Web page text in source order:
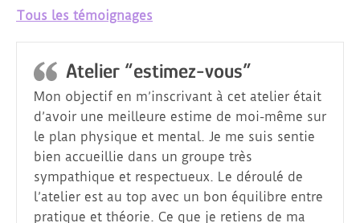
Tous les témoignages
Atelier “estimez-vous”
Mon objectif en m’inscrivant à cet atelier était
d’avoir une meilleure estime de moi-même sur
le plan physique et mental. Je me suis sentie
bien accueillie dans un groupe très
sympathique et respectueux. Le déroulé de
l’atelier est au top avec un bon équilibre entre
pratique et théorie. Ce que je retiens de ma